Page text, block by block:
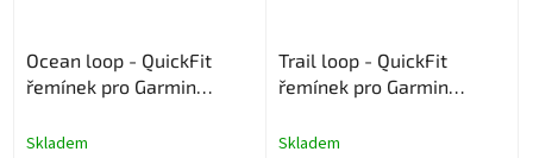
Ocean loop - QuickFit
řemínek pro Garmin
Skladem
Trail loop - QuickFit
řemínek pro Garmin
Skladem